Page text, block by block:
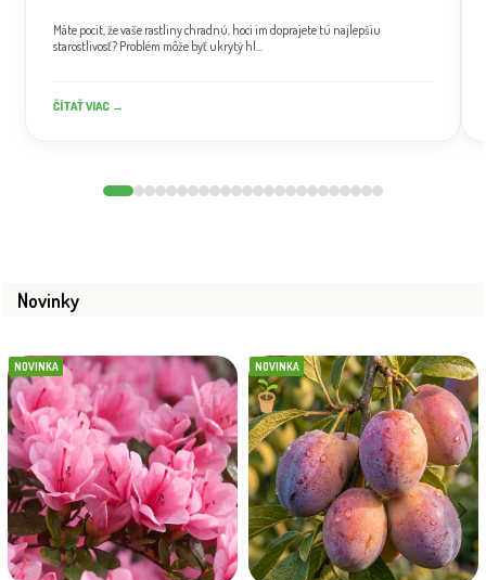
Máte pocit, že vaše rastliny chradnú, hoci im doprajete tú najlepšiu
starostlivosť? Problém môže byť ukrytý hl...
ČÍTAŤ VIAC →
Novinky
NOVINKA NOVINKA